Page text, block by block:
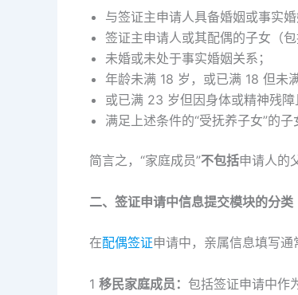
与签证主申请人具备婚姻或事实
签证主申请人或其配偶的子女（
未婚或未处于事实婚姻关系；
年龄未满 18 岁，或已满 18 但未
或已满 23 岁但因身体或精神残障
满足上述条件的“受抚养子女”的
简言之，“家庭成员”不包括申请人的
二、签证申请中信息提交模块的分类
在配偶签证申请中，亲属信息填写通
1 移民家庭成员： 包括签证申请中作